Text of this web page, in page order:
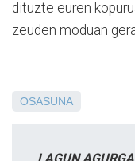
dituzte euren
zeuden moduan
OSASUNA